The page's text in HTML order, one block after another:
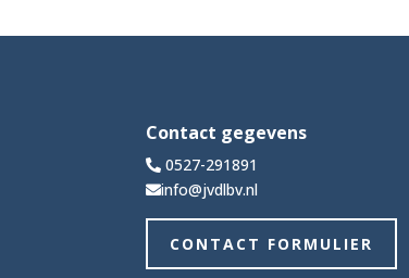
Contact gegevens
0527-291891
info@jvdlbv.nl
CONTACT FORMULIER